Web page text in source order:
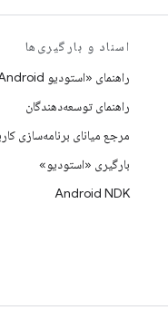
اسناد و بارگیری‌ها
راهنمای «استودیو Android»
راهنمای توسعه‌دهندگان
مرجع میانای برنامه‌سازی
بارگیری «استودیو»
Android NDK